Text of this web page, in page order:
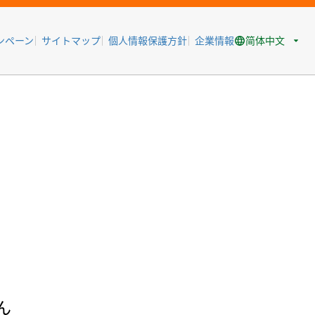
ペーン サイトマップ 個人情報保護方針 企業情報 简体中文